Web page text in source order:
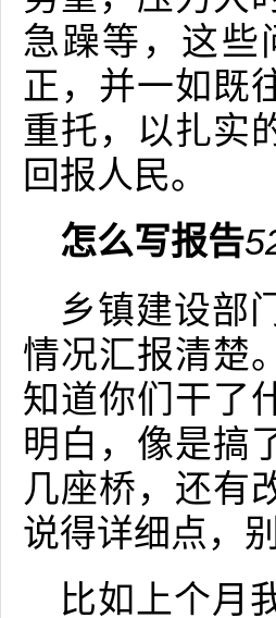
急躁等，这些
正，并一如既
重托，以扎实
回报人民。
怎么写报告
乡镇建设部
情况汇报清楚
知道你们干了
明白，像是搞
几座桥，还有
说得详细点，
比如上个月